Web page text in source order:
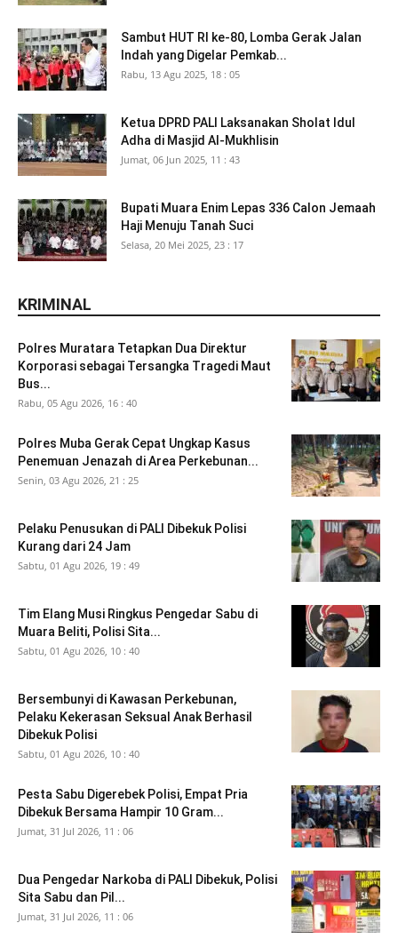
Sambut HUT RI ke-80, Lomba Gerak Jalan
Indah yang Digelar Pemkab...
Rabu, 13 Agu 2025, 18 : 05
Ketua DPRD PALI Laksanakan Sholat Idul
Adha di Masjid Al-Mukhlisin
Jumat, 06 Jun 2025, 11 : 43
Bupati Muara Enim Lepas 336 Calon Jemaah
Haji Menuju Tanah Suci
Selasa, 20 Mei 2025, 23 : 17
KRIMINAL
Polres Muratara Tetapkan Dua Direktur
Korporasi sebagai Tersangka Tragedi Maut
Bus...
Rabu, 05 Agu 2026, 16 : 40
Polres Muba Gerak Cepat Ungkap Kasus
Penemuan Jenazah di Area Perkebunan...
Senin, 03 Agu 2026, 21 : 25
Pelaku Penusukan di PALI Dibekuk Polisi
Kurang dari 24 Jam
Sabtu, 01 Agu 2026, 19 : 49
Tim Elang Musi Ringkus Pengedar Sabu di
Muara Beliti, Polisi Sita...
Sabtu, 01 Agu 2026, 10 : 40
Bersembunyi di Kawasan Perkebunan,
Pelaku Kekerasan Seksual Anak Berhasil
Dibekuk Polisi
Sabtu, 01 Agu 2026, 10 : 40
Pesta Sabu Digerebek Polisi, Empat Pria
Dibekuk Bersama Hampir 10 Gram...
Jumat, 31 Jul 2026, 11 : 06
Dua Pengedar Narkoba di PALI Dibekuk, Polisi
Sita Sabu dan Pil...
Jumat, 31 Jul 2026, 11 : 06